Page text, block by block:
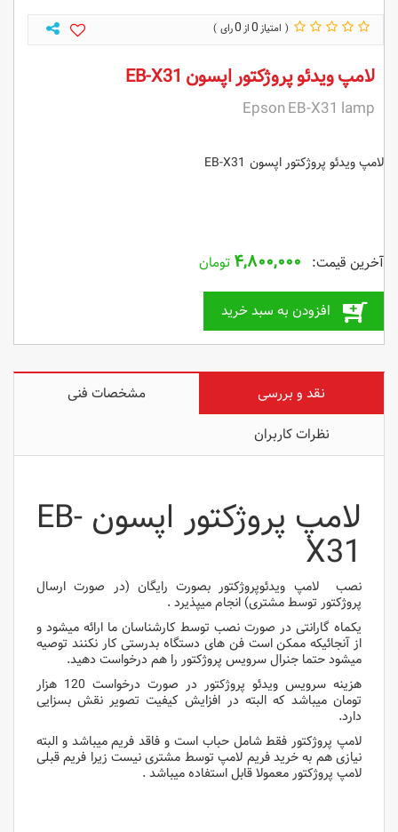
0
0
لامپ ویدئو پروژکتور اپسون EB-X31
Epson EB-X31 lamp
لامپ ویدئو پروژکتور اپسون EB-X31
۴,۸۰۰,۰۰۰ تومان
افزودن به سبد خرید
نقد و بررسی
مشخصات فنی
نظرات کاربران
لامپ پروژکتور اپسون EB-
X31
نصب لامپ ویدئوپروژکتور بصورت رایگان (در صورت ارسال
پروژکتور توسط مشتری) انجام میپذیرد .
یکماه گارانتی در صورت نصب توسط کارشناسان ما ارائه میشود و
از آنجائیکه ممکن است فن های دستگاه بدرستی کار نکنند توصیه
میشود حتما جنرال سرویس پروژکتور را هم درخواست دهید.
هزینه سرویس ویدئو پروژکتور در صورت درخواست 120 هزار
تومان میباشد که البته در افزایش کیفیت تصویر نقش بسزایی
دارد.
لامپ پروژکتور فقط شامل حباب است و فاقد فریم میباشد و البته
نیازی هم به خرید فریم لامپ توسط مشتری نیست زیرا فریم قبلی
لامپ پروژکتور معمولا قابل استفاده میباشد .